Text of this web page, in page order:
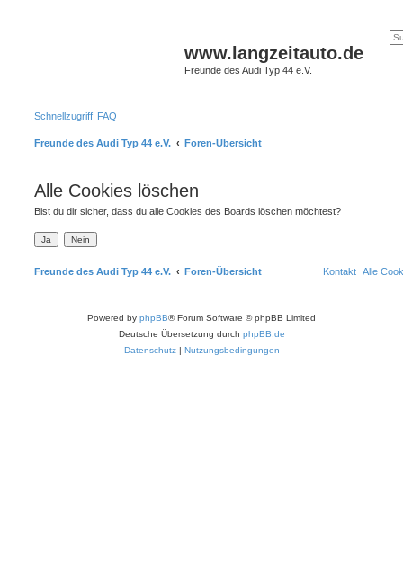
www.langzeitauto.de
Freunde des Audi Typ 44 e.V.
Schnellzugriff FAQ
Freunde des Audi Typ 44 e.V. Foren-Übersicht
Alle Cookies löschen
Bist du dir sicher, dass du alle Cookies des Boards löschen möchtest?
Freunde des Audi Typ 44 e.V. Foren-Übersicht Alle
Kontakt
Powered by phpBB® Forum Software © phpBB Limited
Deutsche Übersetzung durch phpBB.de
Datenschutz| Nutzungsbedingungen